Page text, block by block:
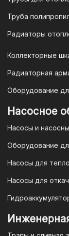
быть
в
Труба
Радиаторы
Коллекторные
Радиаторная
Оборудование
Насосное
Насосы и
Оборудование
Насосы для
Насосы для